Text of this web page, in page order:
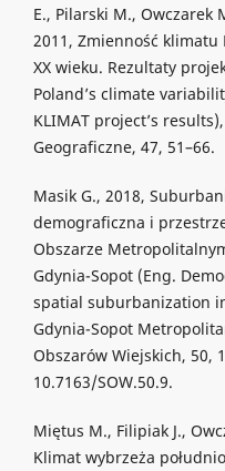
E., Pilarski M., Owczarek
2011, Zmienność klimatu
XX wieku. Rezultaty
Poland’s climate
KLIMAT project’s
Geograficzne, 47, 51–66.
Masik G., 2018,
demograficzna i
Obszarze
Gdynia-Sopot (Eng.
spatial suburbanization
Gdynia-Sopot
Obszarów Wiejskich, 50,
10.7163/SOW.50.9.
Miętus M., Filipiak J.,
Klimat wybrzeża